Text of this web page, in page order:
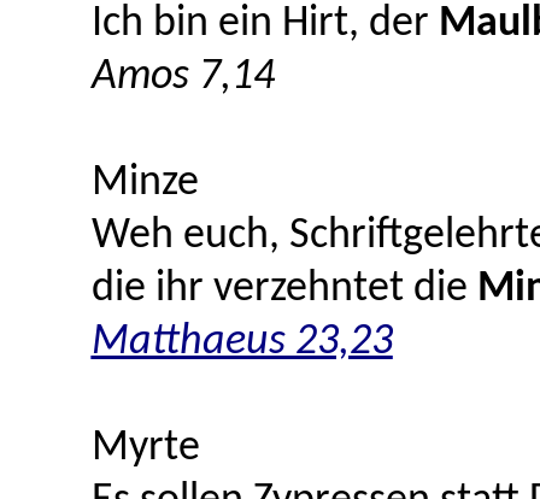
Ich bin ein Hirt, der
Amos 7,14
Minze
Weh euch,
die ihr verzehntet die
Matthaeus 23,23
Myrte